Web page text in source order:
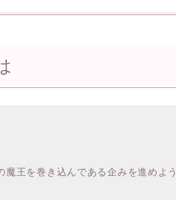
王を巻き込んである企みを進めよう